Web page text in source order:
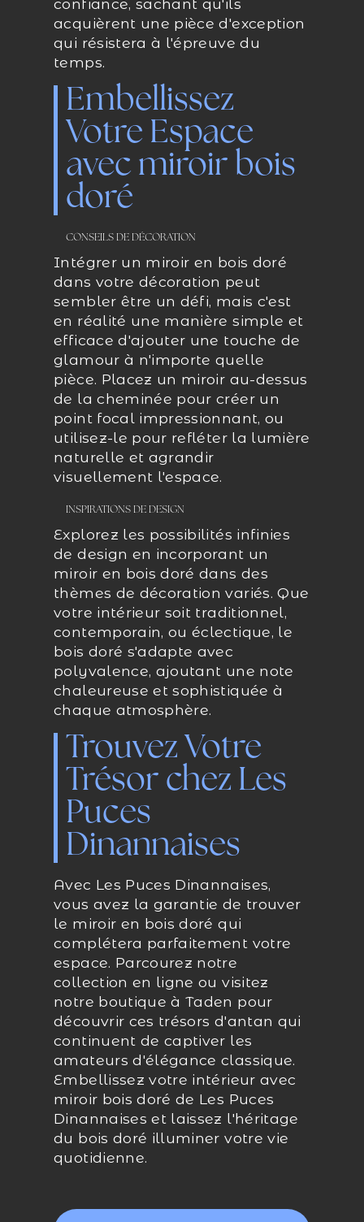
confiance, sachant qu'ils
acquièrent une pièce d'exception
qui résistera à l'épreuve du
temps.
Embellissez
Votre Espace
avec miroir bois
doré
CONSEILS DE DÉCORATION
Intégrer un miroir en bois doré
dans votre décoration peut
sembler être un défi, mais c'est
en réalité une manière simple et
efficace d'ajouter une touche de
glamour à n'importe quelle
pièce. Placez un miroir au-dessus
de la cheminée pour créer un
point focal impressionnant, ou
utilisez-le pour refléter la lumière
naturelle et agrandir
visuellement l'espace.
INSPIRATIONS DE DESIGN
Explorez les possibilités infinies
de design en incorporant un
miroir en bois doré dans des
thèmes de décoration variés. Que
votre intérieur soit traditionnel,
contemporain, ou éclectique, le
bois doré s'adapte avec
polyvalence, ajoutant une note
chaleureuse et sophistiquée à
chaque atmosphère.
Trouvez Votre
Trésor chez Les
Puces
Dinannaises
Avec Les Puces Dinannaises,
vous avez la garantie de trouver
le miroir en bois doré qui
complétera parfaitement votre
espace. Parcourez notre
collection en ligne ou visitez
notre boutique à Taden pour
découvrir ces trésors d'antan qui
continuent de captiver les
amateurs d'élégance classique.
Embellissez votre intérieur avec
miroir bois doré de Les Puces
Dinannaises et laissez l'héritage
du bois doré illuminer votre vie
quotidienne.